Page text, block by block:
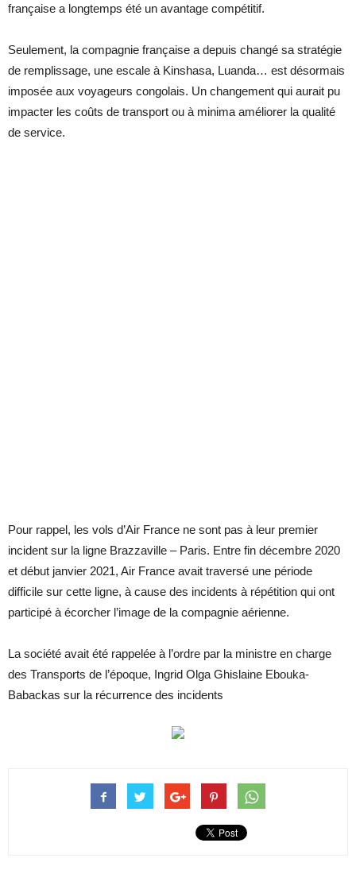
française a longtemps été un avantage compétitif.
Seulement, la compagnie française a depuis changé sa stratégie
de remplissage, une escale à Kinshasa, Luanda… est désormais
imposée aux voyageurs congolais. Un changement qui aurait pu
impacter les coûts de transport ou à minima améliorer la qualité
de service.
Pour rappel, les vols d’Air France ne sont pas à leur premier
incident sur la ligne Brazzaville – Paris. Entre fin décembre 2020
et début janvier 2021, Air France avait traversé une période
difficile sur cette ligne, à cause des incidents à répétition qui ont
participé à écorcher l’image de la compagnie aérienne.
La société avait été rappelée à l’ordre par la ministre en charge
des Transports de l’époque, Ingrid Olga Ghislaine Ebouka-
Babackas sur la récurrence des incidents